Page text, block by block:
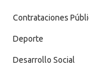
Contrataciones
Deporte
Desarrollo Social